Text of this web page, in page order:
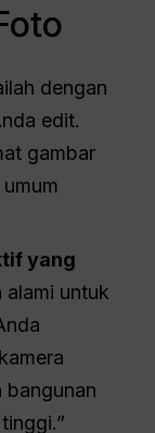
dengan
edit.
gambar
yang
alami untuk
bangunan